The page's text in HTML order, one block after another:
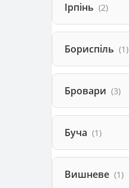
Ірпінь (2)
Бориспіль (1)
Бровари (3)
Буча (1)
Вишневе (1)